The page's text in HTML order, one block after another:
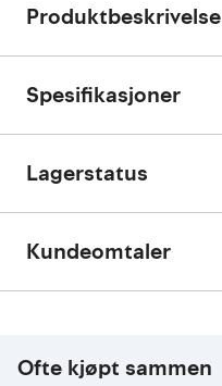
Produktbeskrivelse
Spesifikasjoner
Lagerstatus
Kundeomtaler
Ofte kjøpt sammen